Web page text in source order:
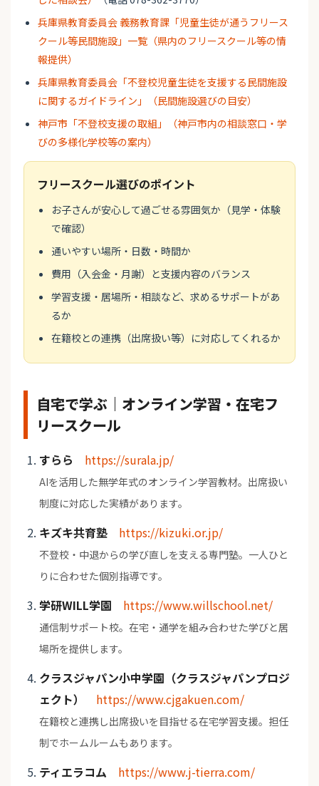
兵庫県教育委員会 義務教育課「児童生徒が通うフリース
クール等民間施設」一覧（県内のフリースクール等の情
報提供）
兵庫県教育委員会「不登校児童生徒を支援する民間施設
に関するガイドライン」（民間施設選びの目安）
神戸市「不登校支援の取組」（神戸市内の相談窓口・学
びの多様化学校等の案内）
フリースクール選びのポイント
お子さんが安心して過ごせる雰囲気か（見学・体験
で確認）
通いやすい場所・日数・時間か
費用（入会金・月謝）と支援内容のバランス
学習支援・居場所・相談など、求めるサポートがあ
るか
在籍校との連携（出席扱い等）に対応してくれるか
自宅で学ぶ｜オンライン学習・在宅フ
リースクール
すらら https://surala.jp/
AIを活用した無学年式のオンライン学習教材。出席扱い
制度に対応した実績があります。
キズキ共育塾 https://kizuki.or.jp/
不登校・中退からの学び直しを支える専門塾。一人ひと
りに合わせた個別指導です。
学研WILL学園 https://www.willschool.net/
通信制サポート校。在宅・通学を組み合わせた学びと居
場所を提供します。
クラスジャパン小中学園（クラスジャパンプロジ
ェクト）
https://www.cjgakuen.com/
在籍校と連携し出席扱いを目指せる在宅学習支援。担任
制でホームルームもあります。
ティエラコム https://www.j-tierra.com/